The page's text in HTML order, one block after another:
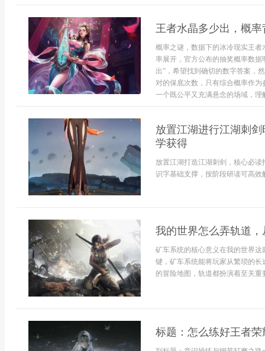
王者水晶多少出，概
概率之谜，数据下的冰冷现实王
率展开，官方公布的抽奖概率数
出”，希望找到确切的数字答案，
对的保底次数，只有综合概率作
一个既公平又充满悬念的场域，理
放置江湖进行江湖刺
学获得
放置江湖打造江湖刺剑，核心必
识字基础支撑，按阶段研读可高
我的世界怎么弄轨道
矿车系统的核心意义在我的世界
键，矿车系统能将玩家从繁琐的
的冒险地图，轨道都扮演着至关重
标题：怎么练好王者